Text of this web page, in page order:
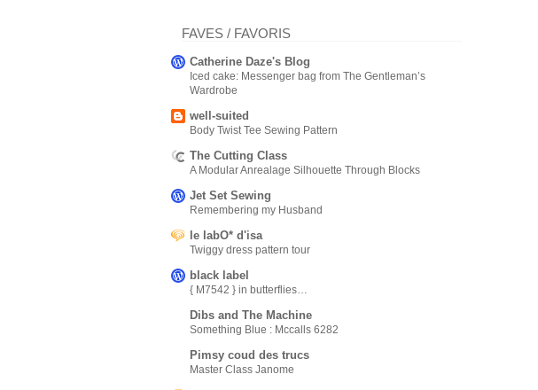
FAVES / FAVORIS
Catherine Daze's Blog
Iced cake: Messenger bag from The Gentleman’s
Wardrobe
well-suited
Body Twist Tee Sewing Pattern
The Cutting Class
A Modular Anrealage Silhouette Through Blocks
Jet Set Sewing
Remembering my Husband
le labO* d'isa
Twiggy dress pattern tour
black label
{ M7542 } in butterflies…
Dibs and The Machine
Something Blue : Mccalls 6282
Pimsy coud des trucs
Master Class Janome